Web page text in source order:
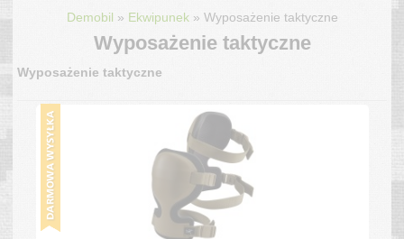
Demobil » Ekwipunek» Wyposażenie taktyczne
Wyposażenie taktyczne
Wyposażenie taktyczne